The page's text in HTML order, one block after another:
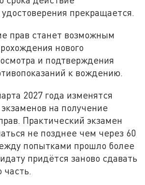
прекращается.
прав станет возможным
нового
и подтверждения
к вождению.
2027 года изменятся
на получение
Практический экзамен
не позднее чем через 60
попытками прошло более
придётся заново сдавать
часть.